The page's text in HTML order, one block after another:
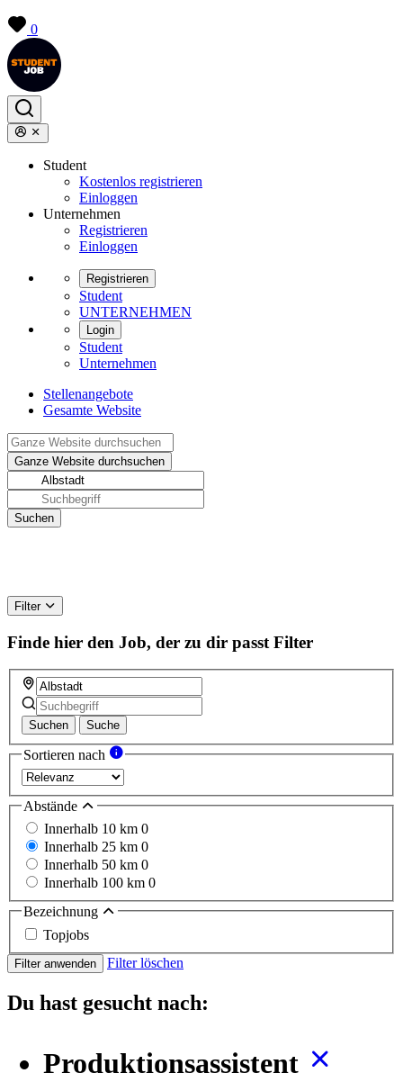
0
Student
Kostenlos registrieren
Einloggen
Unternehmen
Registrieren
Einloggen
Registrieren
Student
UNTERNEHMEN
Login
Student
Unternehmen
Stellenangebote
Gesamte Website
Filter
Finde hier den Job, der zu dir passt Filter
Suchen Suche
Sortieren nach
Abstände
Innerhalb 10 km 0
Innerhalb 25 km 0
Innerhalb 50 km 0
Innerhalb 100 km 0
Bezeichnung
Topjobs
Filter anwenden Filter löschen
Du hast gesucht nach:
Produktionsassistent